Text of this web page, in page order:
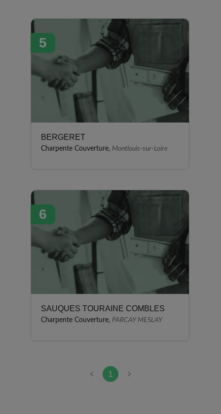
5
BERGERET
Charpente Couverture, Montlouis-sur-Loire
6
SAUQUES TOURAINE COMBLES
Charpente Couverture, PARCAY MESLAY
1